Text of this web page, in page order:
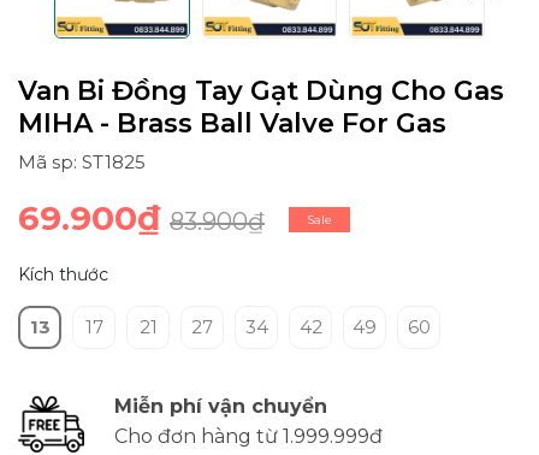
Van Bi Đồng Tay Gạt Dùng Cho Gas
MIHA - Brass Ball Valve For Gas
Mã sp: ST1825
69.900₫ 83.900₫ Sale
Kích thước
13 17 21 27 34 42 49 60
Miễn phí vận chuyển
Cho đơn hàng từ 1.999.999đ